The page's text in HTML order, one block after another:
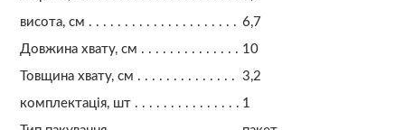
висота, см
6,7
Довжина хвату, см
10
Товщина хвату, см
3,2
комплектація, шт
1